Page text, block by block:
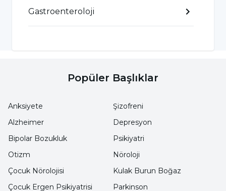
bağlı olarak planlanır. Hafif seyreden vakalarda
genellikle bir hafta içinde düzelebilir.
Tedavide amaç, pankreasın kendi kendini
iyileştirirken vücut fonksiyonlarını sürdürmek
ve semptomları hafifletmektir. Orta veya
Gastroenteroloji
Popüler Başlıklar
Anksiyete
Alzheimer
Bipolar Bozukluk
Otizm
Çocuk Nörolojisi
Şizofreni
Depresyon
Psikiyatri
Nöroloji
Kulak Burun Boğaz
Çocuk Ergen Psikiyatrisi
Parkinson